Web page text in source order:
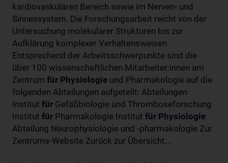
kardiovaskulären Bereich sowie im Nerven- und
Sinnessystem. Die Forschungsarbeit reicht von der
Untersuchung molekularer Strukturen bis zur
Aufklärung komplexer Verhaltensweisen.
Entsprechend der Arbeitsschwerpunkte sind die
über 100 wissenschaftlichen Mitarbeiter:innen am
Zentrum für Physiologie und Pharmakologie auf die
folgenden Abteilungen aufgeteilt: Abteilungen
Institut für Gefäßbiologie und Thromboseforschung
Institut für Pharmakologie Institut für Physiologie
Abteilung Neurophysiologie und -pharmakologie Zur
Zentrums-Website Zurück zur Übersicht...